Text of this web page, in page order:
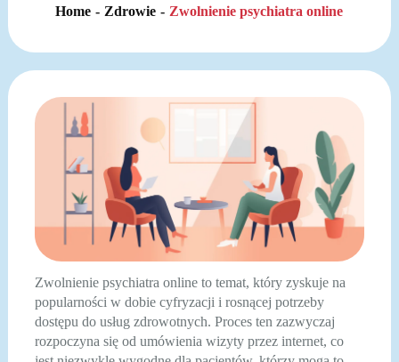
Home Zdrowie Zwolnienie psychiatra online
Zwolnienie psychiatra online to temat, który zyskuje na
popularności w dobie cyfryzacji i rosnącej potrzeby
dostępu do usług zdrowotnych. Proces ten zazwyczaj
rozpoczyna się od umówienia wizyty przez internet, co